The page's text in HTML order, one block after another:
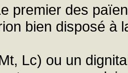
premier des
bien disposé à
Lc) ou un